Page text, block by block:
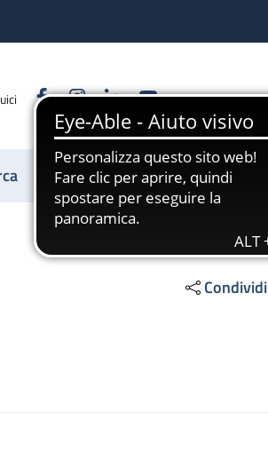
FacebookInstagram
LinkedinYouTube Cerca
Sostienici
Condividi